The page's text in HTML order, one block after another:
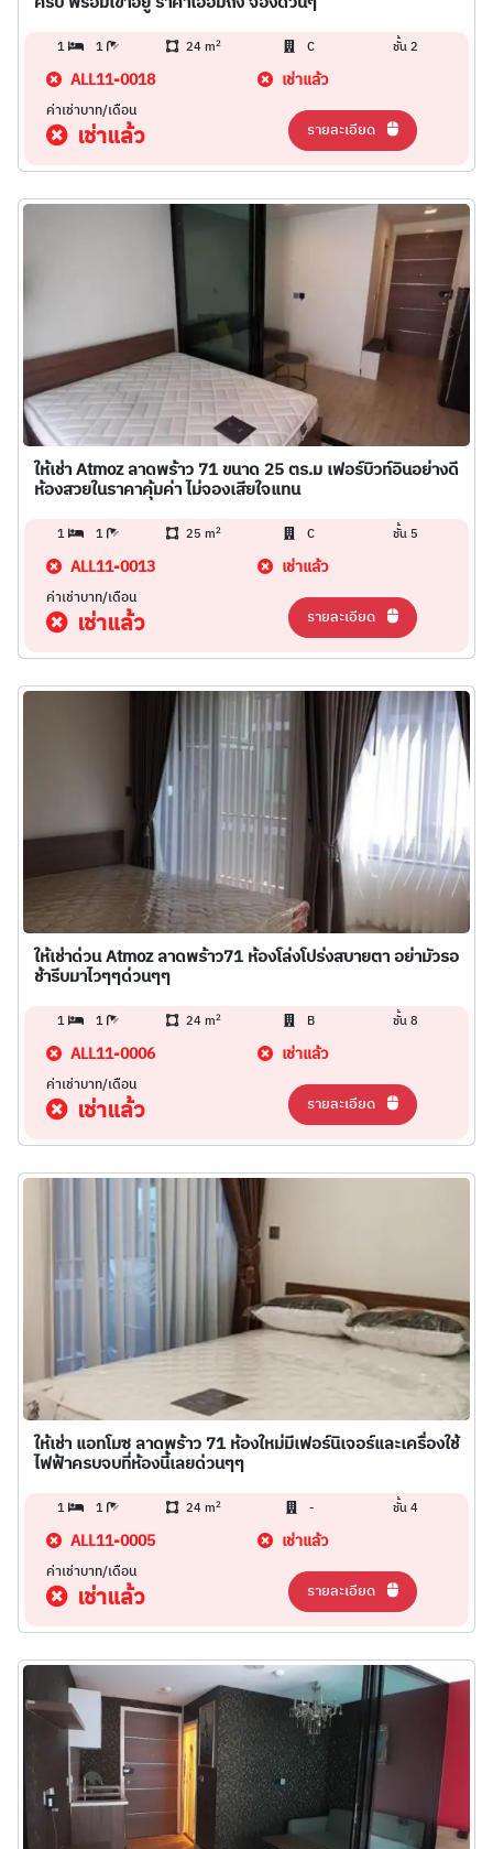
1 1 24 m2 C ชั้น 2
ALL11-0018 เช่าแล้ว
ค่าเช่าบาท/เดือน
เช่าแล้ว รายละเอียด
ให้เช่า Atmoz ลาดพร้าว 71 ขนาด 25 ตร.ม เฟอร์บิวท์อินอย่างดี
ห้องสวยในราคาคุ้มค่า ไม่จองเสียใจแทน
1 1 25 m2 C ชั้น 5
ALL11-0013 เช่าแล้ว
ค่าเช่าบาท/เดือน
เช่าแล้ว รายละเอียด
ให้เช่าด่วน Atmoz ลาดพร้าว71 ห้องโล่งโปร่งสบายตา อย่ามัวรอ
ช้ารีบมาไวๆๆด่วนๆๆ
1 1 24 m2 B ชั้น 8
ALL11-0006 เช่าแล้ว
ค่าเช่าบาท/เดือน
เช่าแล้ว รายละเอียด
ให้เช่า แอทโมซ ลาดพร้าว 71 ห้องใหม่มีเฟอร์นิเจอร์และเครื่องใช้
ไฟฟ้าครบจบที่ห้องนี้เลยด่วนๆๆ
1 1 24 m2 - ชั้น 4
ALL11-0005 เช่าแล้ว
ค่าเช่าบาท/เดือน
เช่าแล้ว รายละเอียด